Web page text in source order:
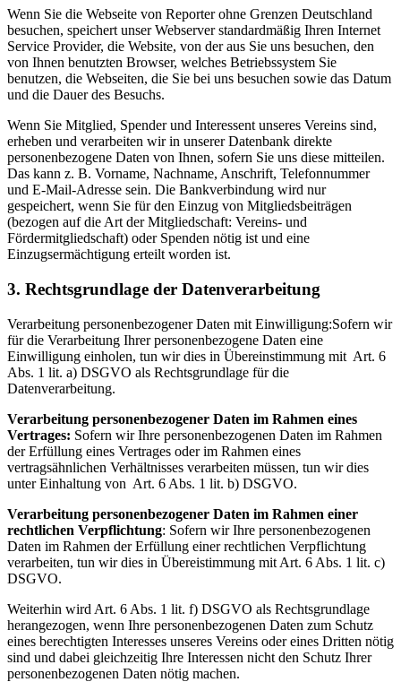
Wenn Sie die Webseite von Reporter ohne Grenzen Deutschland
besuchen, speichert unser Webserver standardmäßig Ihren Internet
Service Provider, die Website, von der aus Sie uns besuchen, den
von Ihnen benutzten Browser, welches Betriebssystem Sie
benutzen, die Webseiten, die Sie bei uns besuchen sowie das Datum
und die Dauer des Besuchs.
Wenn Sie Mitglied, Spender und Interessent unseres Vereins sind,
erheben und verarbeiten wir in unserer Datenbank direkte
personenbezogene Daten von Ihnen, sofern Sie uns diese mitteilen.
Das kann z. B. Vorname, Nachname, Anschrift, Telefonnummer
und E-Mail-Adresse sein. Die Bankverbindung wird nur
gespeichert, wenn Sie für den Einzug von Mitgliedsbeiträgen
(bezogen auf die Art der Mitgliedschaft: Vereins- und
Fördermitgliedschaft) oder Spenden nötig ist und eine
Einzugsermächtigung erteilt worden ist.
3. Rechtsgrundlage der Datenverarbeitung
Verarbeitung personenbezogener Daten mit Einwilligung:Sofern wir
für die Verarbeitung Ihrer personenbezogene Daten eine
Einwilligung einholen, tun wir dies in Übereinstimmung mit Art. 6
Abs. 1 lit. a) DSGVO als Rechtsgrundlage für die
Datenverarbeitung.
Verarbeitung personenbezogener Daten im Rahmen eines
Vertrages: Sofern wir Ihre personenbezogenen Daten im Rahmen
der Erfüllung eines Vertrages oder im Rahmen eines
vertragsähnlichen Verhältnisses verarbeiten müssen, tun wir dies
unter Einhaltung von Art. 6 Abs. 1 lit. b) DSGVO.
Verarbeitung personenbezogener Daten im Rahmen einer
rechtlichen Verpflichtung: Sofern wir Ihre personenbezogenen
Daten im Rahmen der Erfüllung einer rechtlichen Verpflichtung
verarbeiten, tun wir dies in Übereistimmung mit Art. 6 Abs. 1 lit. c)
DSGVO.
Weiterhin wird Art. 6 Abs. 1 lit. f) DSGVO als Rechtsgrundlage
herangezogen, wenn Ihre personenbezogenen Daten zum Schutz
eines berechtigten Interesses unseres Vereins oder eines Dritten nötig
sind und dabei gleichzeitig Ihre Interessen nicht den Schutz Ihrer
personenbezogenen Daten nötig machen.